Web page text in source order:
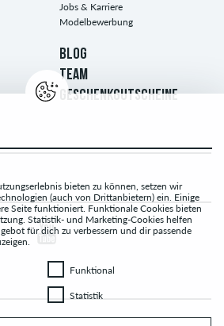
Jobs & Karriere
Modelbewerbung
BLOG
TEAM
GESCHENKGUTSCHEINE
bieten zu können, setzen wir
(auch von Drittanbietern) ein. Einige
Seite funktioniert. Funktionale Cookies bieten
Statistik- und Marketing-Cookies helfen
für dich zu verbessern und dir passende
FunktionalFunktional
StatistikStatistik